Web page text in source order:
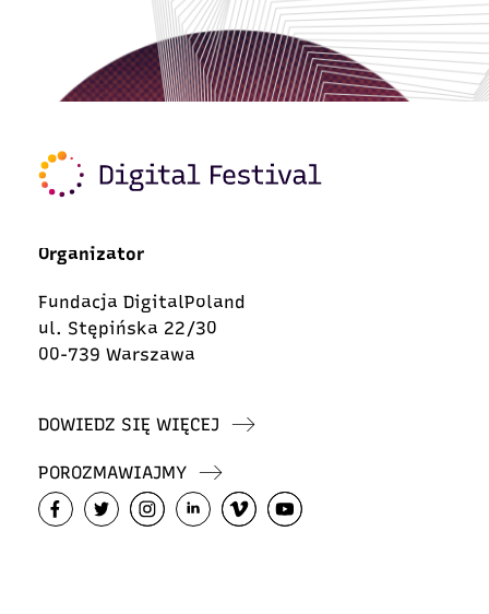
Organizator
Fundacja DigitalPoland
ul. Stępińska 22/30
00-739 Warszawa
DOWIEDZ SIĘ WIĘCEJ
POROZMAWIAJMY